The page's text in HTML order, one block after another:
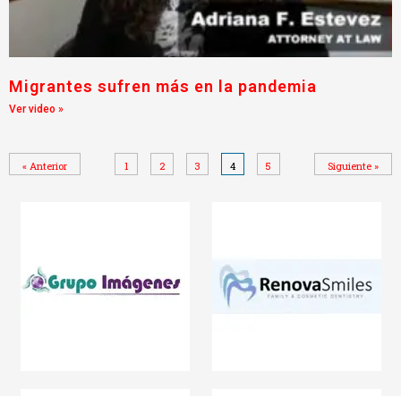
Migrantes sufren más en la pandemia
Ver video »
« Anterior 1 2 3 4 5 Siguiente »